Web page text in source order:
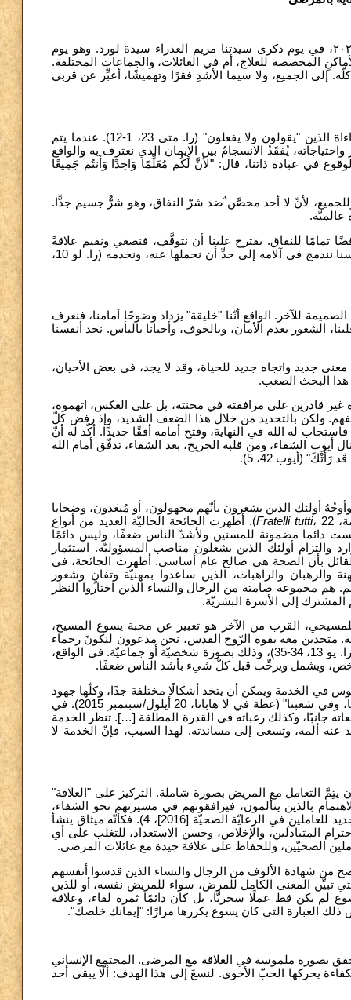
الاحتفال بيوم المريض العالمي التاسع والعشرين يقع في١١ فبراير/شباط ٢٠٢١، في يوم ذكرى سيدتنا مريم العذراء سيدة لورد. وهو يوم
المخصصة للعلاج، أم في العائلات، والجماعات المختلفة.
إلى الجميع، ولا سيما الأشدِ فقرًا وتهميشًا، أعبِّر عن قربي
١. أستلهم موضوع هذا اليوم من المقطع الإنجيلي الذي فيه ينتقد يسوع مراءاة الذين "يقولون ولا يفعلون" (را. متى 23، 1-12). عندما يتم
يُفقَدُ الانسجامُ بين الإيمان الذي نعترف به والواقع
في عبادة ذاتنا، قال: "لأنَّ لَكُم مُعَلِّمًا وَاحِدًا وَأَنتُم جَمِيعًا
"يقولون ولا يفعلون" (آية 3) له دائمًا معناه، وللجميع، لأنّ لا أحد محصَّن ٌضد شرّ النفاق، وهو شرٌّ جسيم جدًّا.
عالميّة.
تمامًا للنفاق. يقترح علينا أن نتوقَّف، فنصغي ونقيم علاقةً
مباشَرةً شخصيّةً مع الآخر، فنتعاطف معه، ونشاركه في شعوره، بل نترك نفسنا نندمج في آلامه إلى حدِّ أن نحملها عنه، ونخدمه (را. لو 10،
للآخر. الواقع أنّنا "خليقة" يزداد وضوحًا أمامنا، فنعرف
الشعور بعدم الأمان، وبالخوف، وأحيانا باليأس. نجد أنفسنا
جديد واتجاه جديد للحياة، وقد لا يجد، في بعض الأحيان،
هذا البحث الصعب.
قادرين على مرافقته في محنته، بل على العكس، اتهموه،
ولكن بالتحديد من خلال هذا الضعف الشديد، وإذ رفض كلّ
له الله في النهاية، وفتح أمامه أفقًا جديدًا. أكّد له أنّ
أيوب الشفاء، ومن قلبه الجريح، بعد الشفاء، تدفّق أمام الله
(أيوب 42، 5).
أولئك الذين يشعرون بأنّهم مجهولون، أو مُبعَدون، وضحايا
Fratelli tutti، 22). أظهرت الجائحة الحاليّة العديد من أنواع
دائما مضمونة للمسنين ولأشدّ الناس ضعفًا، وليس دائمًا
والتزام أولئك الذين يشغلون مناصب المسؤوليّة. استثمار
بأن الصحة هي صالح عام أساسي. أظهرت الجائحة، في
والرهبان والراهبات، الذين ساعدوا بمهنيّة وتفانٍ وشعور
هم مجموعة صامتة من الرجال والنساء الذين اختاروا النظر
إلى الأسرة البشريّة.
القرب من الآخر هو تعبير عن محبة يسوع المسيح،
متحدين معه بقوة الرّوح القدس، نحن مدعوون لنكونَ رحماء
مثل الآب فنُحِبَّ، على وجه الخصوص، إخوتنا المرضى والضعفاء والمتألمين (را. يو 13، 34-35)، وذلك بصورة شخصيّة أو جماعيّة. في الواقع،
شخص، ويشمل ويرحِّب قبل كلّ شيء بأشد الناس ضعفًا.
في الخدمة ويمكن أن يتخذ أشكالًا مختلفة جدًا، وكلّها جهود
تهدف لتقويّة الآخرين. الخدمة "تعني رعاية الضعفاء في عائلاتنا، وفي مجتمعنا، وفي شعبنا" (عظة في لا هابانا، 20 أيلول/سبتمبر 2015). في
جانبًا، وكذلك رغباته في القدرة المطلقة […]. تنظر الخدمة
ألمه، وتسعى إلى مساندته. لهذا السبب، فإنّ الخدمة لا
يتِمَّ التعامل مع المريض بصورة شاملة. التركيز على "العلاقة"
بالذين يتألمون، فيرافقونهم في مسيرتهم نحو الشفاء،
ذلك بإنشاء علاقة ثقة شخصيّة بين المريض وبين من يعتني به (را. الميثاق الجديد للعاملين في الرعايّة الصحيّة [2016]، 4). فكأنّه ميثاق ينشأ
المتبادلَين، والإخلاص، وحسن الاستعداد، للتغلب على أي
الصحيّين، وللحفاظ على علاقة جيدة مع عائلات المرضى.
من شهادة الألوف من الرجال والنساء الذين قدسوا أنفسهم
تبيِّن المعنى الكامل للمرض، سواء للمريض نفسه، أو للذين
لم يكن قط عملًا سحريًّا، بل كان دائمًا ثمرة لقاء، وعلاقة
العبارة التي كان يسوع يكررها مرارًا: "إيمانك خلصك".
بصورة ملموسة في العلاقة مع المرضى. المجتمع الإنساني
يحركها الحبّ الأخوي. لنسعَ إلى هذا الهدف: ألّا يبقى أحد